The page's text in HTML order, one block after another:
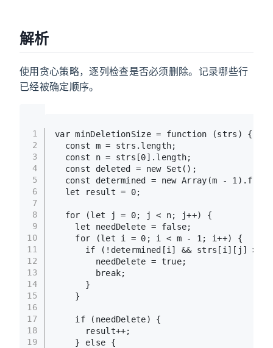
解析
使用贪心策略，逐列检查是否必须删除。记录哪些行
已经被确定顺序。
1
2
3
4
5
6
7
8
9
10
11
12
13
14
15
16
17
18
19
var minDeletionSize = function (strs ) {
const m = strs. length;
const n = strs[0]. length;
const deleted = new Set ();
const determined = new Array (m - 1 ). fill
let
result = 0;
for (let j = 0; j < n; j++) {
let needDelete = false;
for (let i = 0 ; i < m - 1 ; i++) {
if (!determined[i] && strs[i][j] >
        needDelete =
true;
break;
      }
    }
if (needDelete) {
      result++;
    }
else {